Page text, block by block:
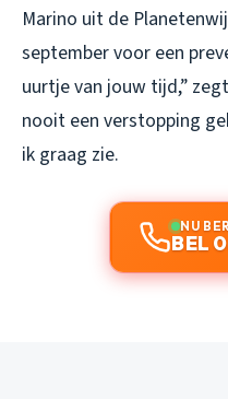
Marino uit de
september voor een
uurtje van jouw tijd,”
nooit een verstopping
ik graag zie.
NU
BEL